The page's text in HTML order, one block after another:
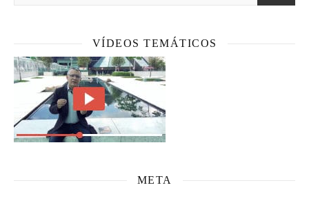
VÍDEOS TEMÁTICOS
META